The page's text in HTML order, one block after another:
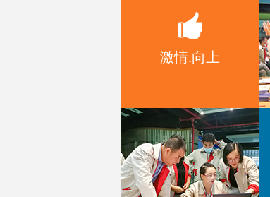
MD54一种带数码管显示的编码器
模组
MD52带OLED显示旋钮模组
激情.向上